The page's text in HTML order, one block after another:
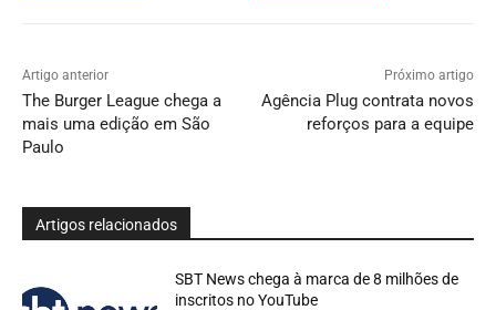
Artigo anterior
The Burger League chega a
mais uma edição em São
Paulo
Próximo artigo
Agência Plug contrata novos
reforços para a equipe
Artigos relacionados
SBT News chega à marca de 8 milhões de
inscritos no YouTube